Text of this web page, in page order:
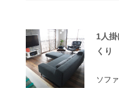
1人
くり
ソフ